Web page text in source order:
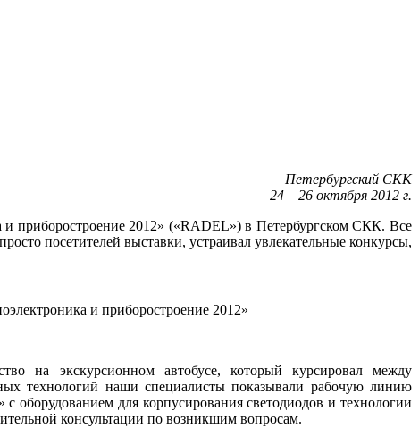
Петербургский СКК
24 – 26 октября 2012 г.
и приборостроение 2012» («RADEL») в Петербургском СКК. Все
посетителей выставки, устраивал увлекательные конкурсы,
и приборостроение 2012»
на экскурсионном автобусе, который курсировал между
технологий наши специалисты показывали рабочую линию
оборудованием для корпусирования светодиодов и технологии
консультации по возникшим вопросам.